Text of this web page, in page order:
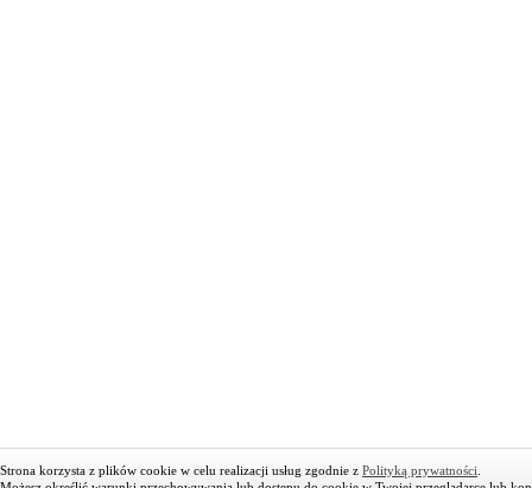
Strona korzysta z plików cookie w celu realizacji usług zgodnie z Polityką prywatności